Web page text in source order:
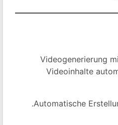
Videogenerierung
Videoinhalte
Automatische